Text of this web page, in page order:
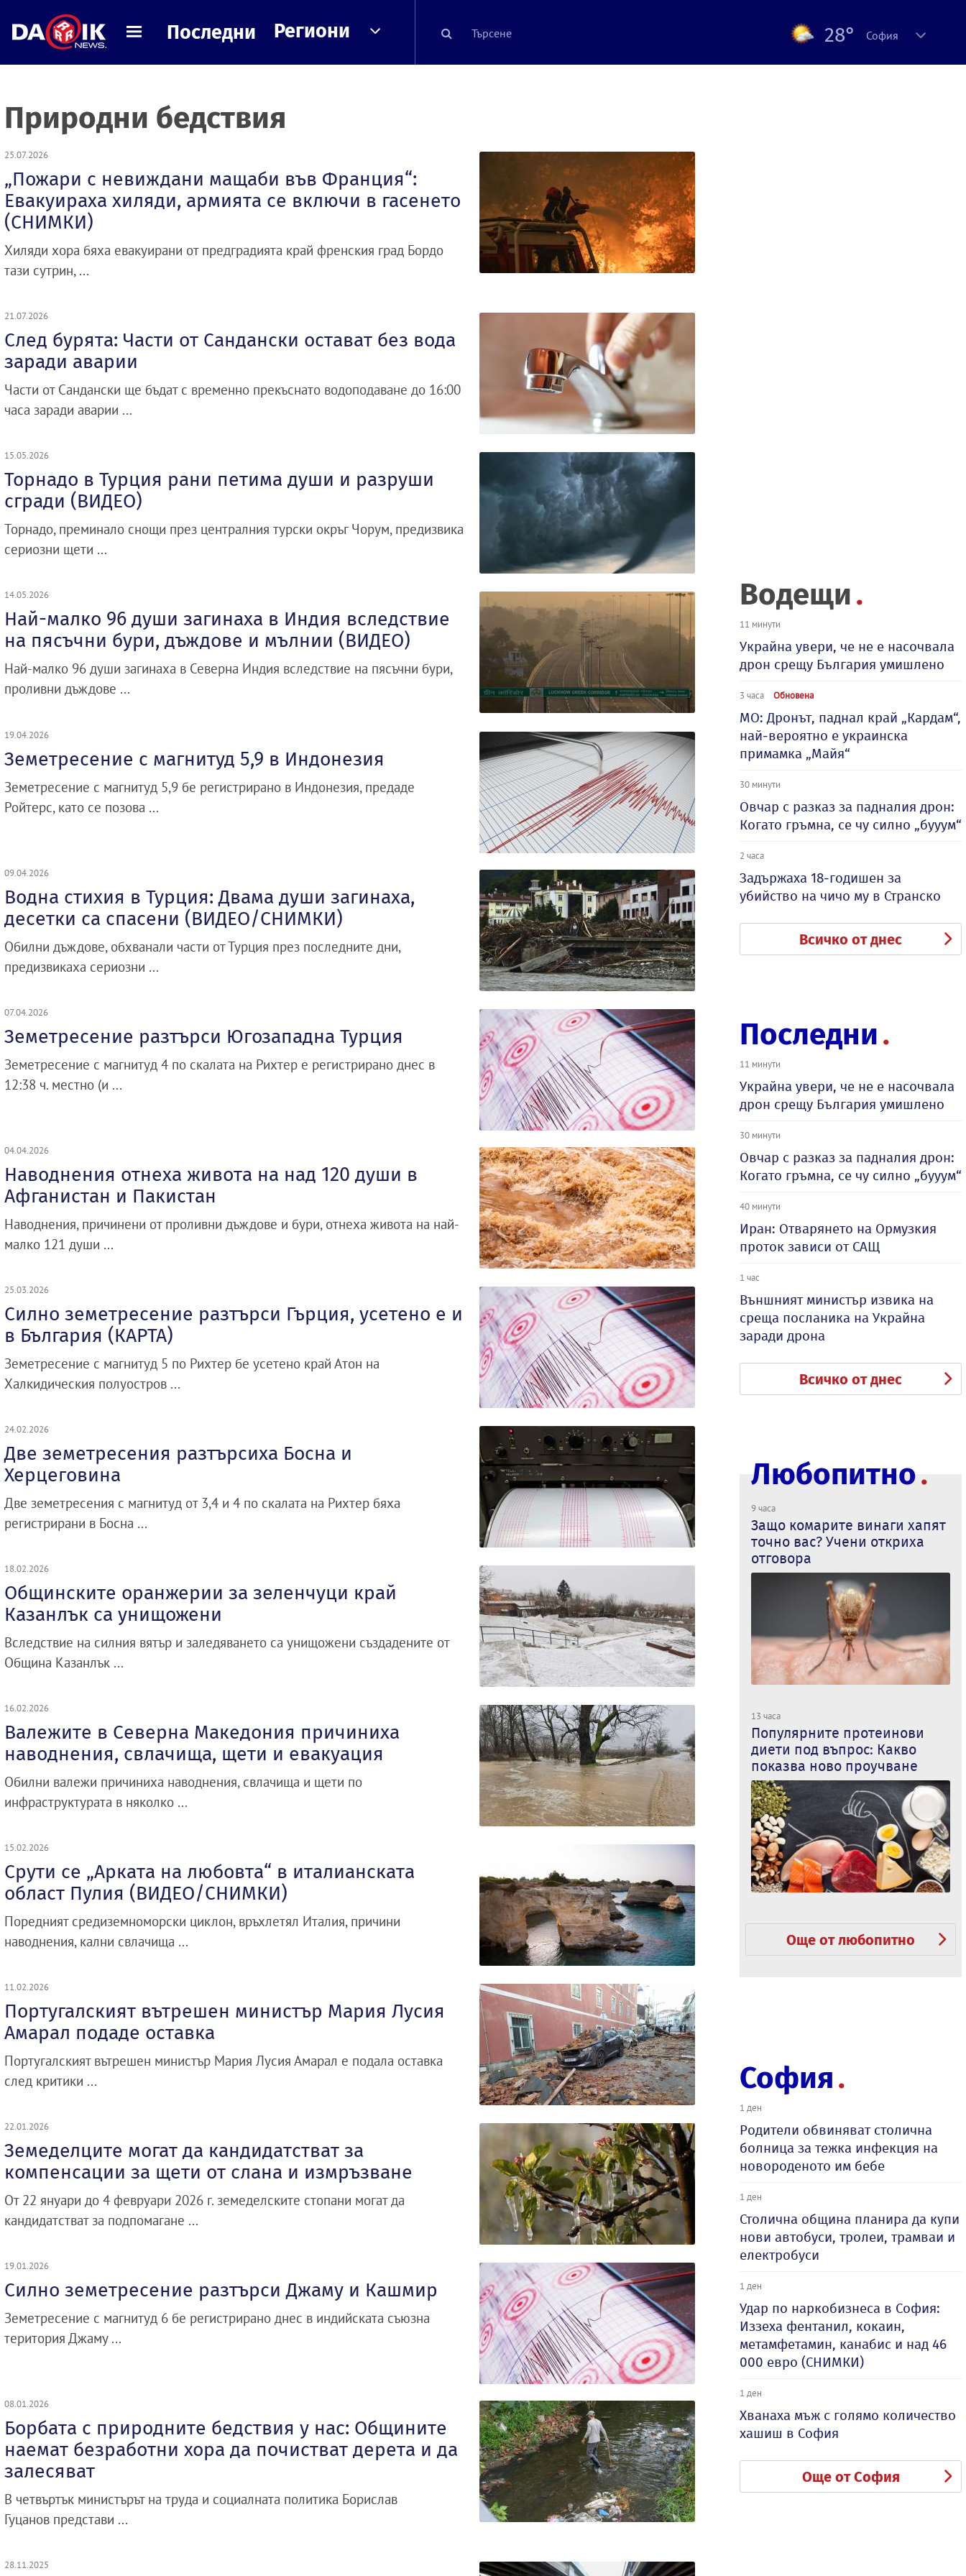
Последни Региони 28° София
Природни бедствия
25.07.2026
„Пожари с невиждани мащаби във Франция“:
Евакуираха хиляди, армията се включи в гасенето
(СНИМКИ)
Хиляди хора бяха евакуирани от предградията край френския град Бордо
тази сутрин, ...
21.07.2026
След бурята: Части от Сандански остават без вода
заради аварии
Части от Сандански ще бъдат с временно прекъснато водоподаване до 16:00
часа заради аварии ...
15.05.2026
Торнадо в Турция рани петима души и разруши
сгради (ВИДЕО)
Торнадо, преминало снощи през централния турски окръг Чорум, предизвика
сериозни щети ...
14.05.2026
Най-малко 96 души загинаха в Индия вследствие
на пясъчни бури, дъждове и мълнии (ВИДЕО)
Най-малко 96 души загинаха в Северна Индия вследствие на пясъчни бури,
проливни дъждове ...
19.04.2026
Земетресение с магнитуд 5,9 в Индонезия
Земетресение с магнитуд 5,9 бе регистрирано в Индонезия, предаде
Ройтерс, като се позова ...
09.04.2026
Водна стихия в Турция: Двама души загинаха,
десетки са спасени (ВИДЕО/СНИМКИ)
Обилни дъждове, обхванали части от Турция през последните дни,
предизвикаха сериозни ...
07.04.2026
Земетресение разтърси Югозападна Турция
Земетресение с магнитуд 4 по скалата на Рихтер е регистрирано днес в
12:38 ч. местно (и ...
04.04.2026
Наводнения отнеха живота на над 120 души в
Афганистан и Пакистан
Наводнения, причинени от проливни дъждове и бури, отнеха живота на най-
малко 121 души ...
25.03.2026
Силно земетресение разтърси Гърция, усетено е и
в България (КАРТА)
Земетресение с магнитуд 5 по Рихтер бе усетено край Атон на
Халкидическия полуостров ...
24.02.2026
Две земетресения разтърсиха Босна и
Херцеговина
Две земетресения с магнитуд от 3,4 и 4 по скалата на Рихтер бяха
регистрирани в Босна ...
18.02.2026
Общинските оранжерии за зеленчуци край
Казанлък са унищожени
Вследствие на силния вятър и заледяването са унищожени създадените от
Община Казанлък ...
16.02.2026
Валежите в Северна Македония причиниха
наводнения, свлачища, щети и евакуация
Обилни валежи причиниха наводнения, свлачища и щети по
инфраструктурата в няколко ...
15.02.2026
Срути се „Арката на любовта“ в италианската
област Пулия (ВИДЕО/СНИМКИ)
Поредният средиземноморски циклон, връхлетял Италия, причини
наводнения, кални свлачища ...
11.02.2026
Португалският вътрешен министър Мария Лусия
Амарал подаде оставка
Португалският вътрешен министър Мария Лусия Амарал е подала оставка
след критики ...
22.01.2026
Земеделците могат да кандидатстват за
компенсации за щети от слана и измръзване
От 22 януари до 4 февруари 2026 г. земеделските стопани могат да
кандидатстват за подпомагане ...
19.01.2026
Силно земетресение разтърси Джаму и Кашмир
Земетресение с магнитуд 6 бе регистрирано днес в индийската съюзна
територия Джаму ...
08.01.2026
Борбата с природните бедствия у нас: Общините
наемат безработни хора да почистват дерета и да
залесяват
В четвъртък министърът на труда и социалната политика Борислав
Гуцанов представи ...
28.11.2025
Водещи
11 минути
Украйна увери, че не е насочвала
дрон срещу България умишлено
3 часа Обновена
МО: Дронът, паднал край „Кардам“,
най-вероятно е украинска
примамка „Майя“
30 минути
Овчар с разказ за падналия дрон:
Когато гръмна, се чу силно „бууум“
2 часа
Задържаха 18-годишен за
убийство на чичо му в Странско
Всичко от днес
Последни
11 минути
Украйна увери, че не е насочвала
дрон срещу България умишлено
30 минути
Овчар с разказ за падналия дрон:
Когато гръмна, се чу силно „бууум“
40 минути
Иран: Отварянето на Ормузкия
проток зависи от САЩ
1 час
Външният министър извика на
среща посланика на Украйна
заради дрона
Всичко от днес
Любопитно
9 часа
Защо комарите винаги хапят
точно вас? Учени откриха
отговора
13 часа
Популярните протеинови
диети под въпрос: Какво
показва ново проучване
Още от любопитно
София
1 ден
Родители обвиняват столична
болница за тежка инфекция на
новороденото им бебе
1 ден
Столична община планира да купи
нови автобуси, тролеи, трамваи и
електробуси
1 ден
Удар по наркобизнеса в София:
Иззеха фентанил, кокаин,
метамфетамин, канабис и над 46
000 евро (СНИМКИ)
1 ден
Хванаха мъж с голямо количество
хашиш в София
Още от София